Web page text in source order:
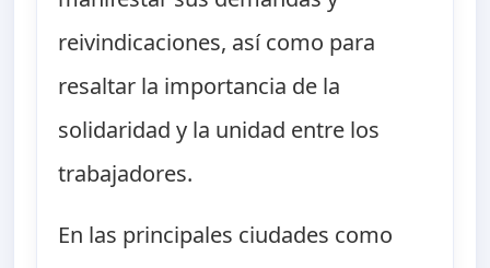
reivindicaciones, así como para
resaltar la importancia de la
solidaridad y la unidad entre los
trabajadores.
En las principales ciudades como